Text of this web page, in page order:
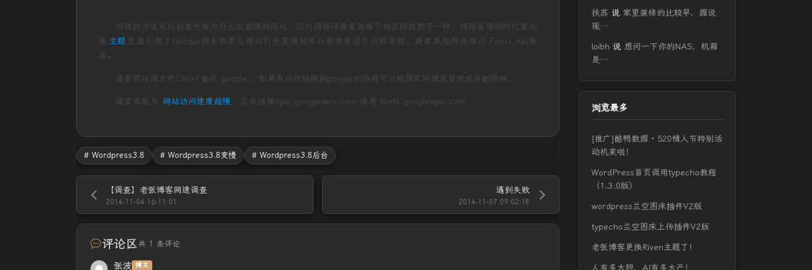
同样的方法可以检查所有为什么加载慢的网站，国内网络环境复杂每个地区网络都不一样，网络高墙的时代里如
果 主题 里面引用了Google的东西那么网站打开变慢就可以肯定是这个问题导致。通常表现为调用JS,Fonts,Api等
等。
查看网站源文件Ctrl+F查找 google ，如果有任何链接到google的链接可以根据实际情况替换或者删除掉。
通常表现为 网站访问速度超慢 ，正在链接ajax.googleapis.com 或者 fonts.googleapis.com
# Wordpress3.8 # Wordpress3.8变慢 # Wordpress3.8后台
【调查】老张博客网速调查
2014-11-04 16:11:01
遇到失败
2014-11-07 09:02:18
评论区共 1 条评论
张波 博主
扶苏 说 家里装修的比较早，据说
现…
loibh 说 想问一下你的NAS，机箱
是…
浏览最多
[推广]酷鸭数据 · 520情人节特别活
动机来啦！
WordPress首页调用typecho教程
（1.3.0版）
wordpress兰空图床插件V2版
typecho兰空图床上传插件V2版
老张博客更换Riven主题了！
人有多大胆，AI有多大产！